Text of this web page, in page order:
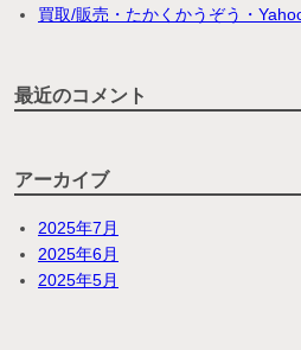
買取/販売・たかくかうぞう・
最近のコメント
アーカイブ
2025年7月
2025年6月
2025年5月